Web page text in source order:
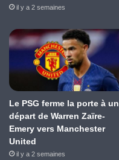
il y a 2 semaines
Le PSG ferme la porte à un
départ de Warren Zaïre-
Emery vers Manchester
United
il y a 2 semaines